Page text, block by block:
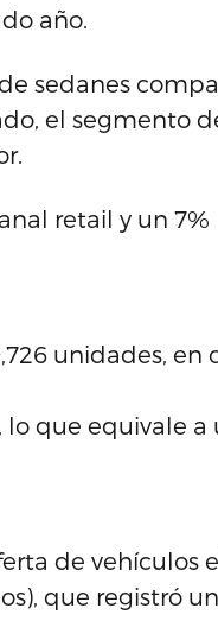
año.
sedanes
el segmento
retail y un 7%
unidades, en
que equivale a
de vehículos
que registró